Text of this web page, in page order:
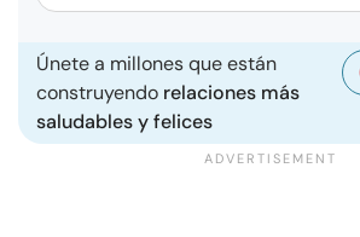
Únete a millones que están
construyendo relaciones más
saludables y felices